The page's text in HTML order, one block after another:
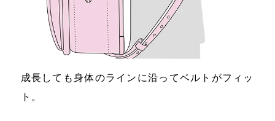
成長しても身体のラインに沿ってベルトがフィッ
ト。